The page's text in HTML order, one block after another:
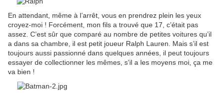
En attendant, même à l’arrêt, vous en prendrez plein les yeux
croyez-moi ! Forcément, mon fils a trouvé que 17, c’était pas
assez. C’est sûr que comparé au nombre de petites voitures qu’il
a dans sa chambre, il est petit joueur Ralph Lauren. Mais s’il est
toujours aussi passionné dans quelques années, il peut toujours
essayer de collectionner les mêmes, s’il a les moyens moi, ça me
va bien !